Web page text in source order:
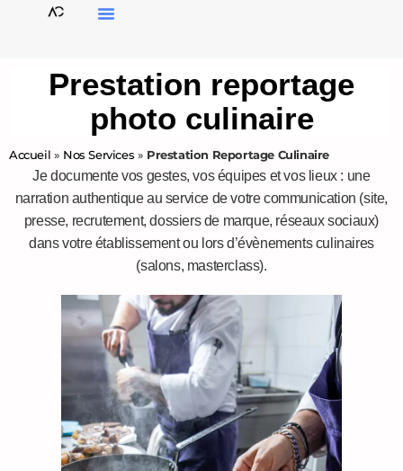
Prestation reportage
photo culinaire
Accueil » Nos Services » Prestation Reportage Culinaire
Je documente vos gestes, vos équipes et vos lieux : une
narration authentique au service de votre communication (site,
presse, recrutement, dossiers de marque, réseaux sociaux)
dans votre établissement ou lors d’évènements culinaires
(salons, masterclass).